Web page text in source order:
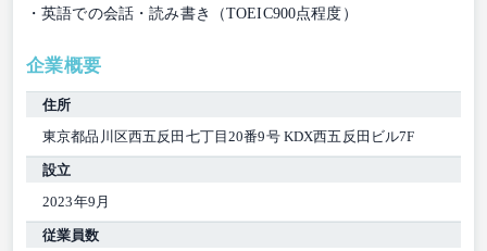
・英語での会話・読み書き（TOEIC900点程度）
企業概要
住所
東京都品川区西五反田七丁目20番9号 KDX西五反田ビル7F
設立
2023年9月
従業員数